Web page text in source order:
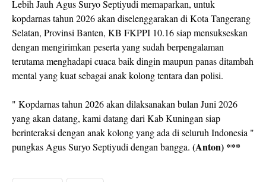
Lebih Jauh Agus Suryo Septiyudi memaparkan, untuk
kopdarnas tahun 2026 akan diselenggarakan di Kota Tangerang
Selatan, Provinsi Banten, KB FKPPI 10.16 siap mensukseskan
dengan mengirimkan peserta yang sudah berpengalaman
terutama menghadapi cuaca baik dingin maupun panas ditambah
mental yang kuat sebagai anak kolong tentara dan polisi.
" Kopdarnas tahun 2026 akan dilaksanakan bulan Juni 2026
yang akan datang, kami datang dari Kab Kuningan siap
berinteraksi dengan anak kolong yang ada di seluruh Indonesia "
pungkas Agus Suryo Septiyudi dengan bangga. (Anton) ***